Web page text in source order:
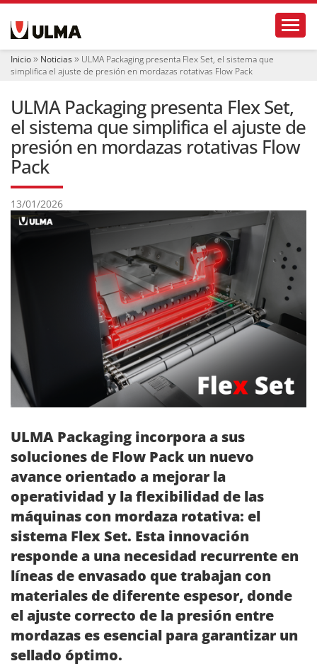
e Inicio Noticias
ULMA Packaging presenta Flex Set, el sistema que
simplifica el ajuste de presión en mordazas rotativas Flow Pack
ULMA Packaging presenta Flex Set,
el sistema que simplifica el ajuste de
presión en mordazas rotativas Flow
Pack
13/01/2026
ULMA Packaging incorpora a sus
soluciones de Flow Pack un nuevo
avance orientado a mejorar la
operatividad y la flexibilidad de las
máquinas con mordaza rotativa: el
sistema Flex Set. Esta innovación
responde a una necesidad recurrente en
líneas de envasado que trabajan con
materiales de diferente espesor, donde
el ajuste correcto de la presión entre
mordazas es esencial para garantizar un
sellado óptimo.